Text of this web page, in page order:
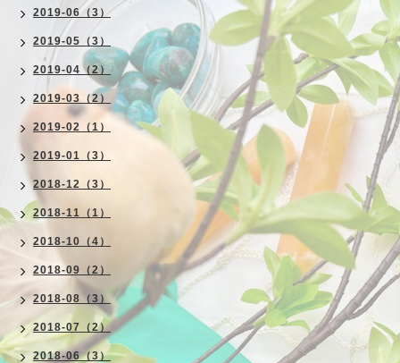
2019-06（3）
2019-05（3）
2019-04（2）
2019-03（2）
2019-02（1）
2019-01（3）
2018-12（3）
2018-11（1）
2018-10（4）
2018-09（2）
2018-08（3）
2018-07（2）
2018-06（3）